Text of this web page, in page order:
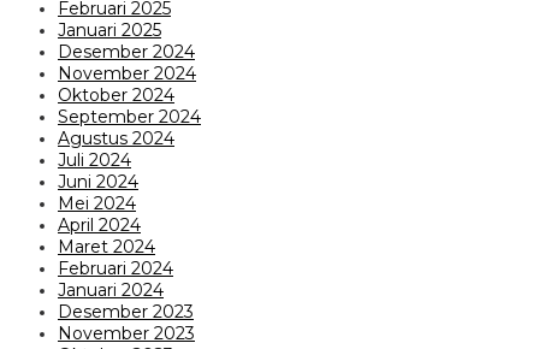
Februari 2025
Januari 2025
Desember 2024
November 2024
Oktober 2024
September 2024
Agustus 2024
Juli 2024
Juni 2024
Mei 2024
April 2024
Maret 2024
Februari 2024
Januari 2024
Desember 2023
November 2023